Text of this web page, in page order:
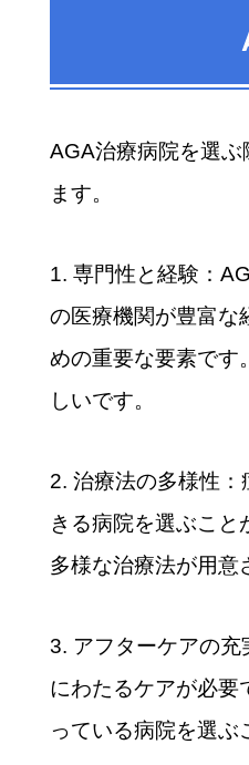
AGA治療病院を選
ます。
1. 専門性と経験：
の医療機関が豊富な
めの重要な要素です
しいです。
2. 治療法の多様性
きる病院を選ぶこと
多様な治療法が用意
3. アフターケアの
にわたるケアが必要
っている病院を選ぶ